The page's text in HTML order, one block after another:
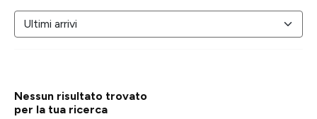
Nessun risultato trovato
per la tua ricerca